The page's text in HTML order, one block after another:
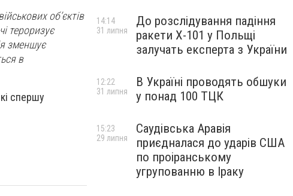
об’єктів
тероризує
зменшує
в
спершу
До розслідування падіння
ракети Х-101 у Польщі
залучать експерта з України
14:14
31 липня
В Україні проводять обшуки
у понад 100 ТЦК
12:22
31 липня
Саудівська Аравія
приєдналася до ударів США
по проіранському
угрупованню в Іраку
15:23
29 липня